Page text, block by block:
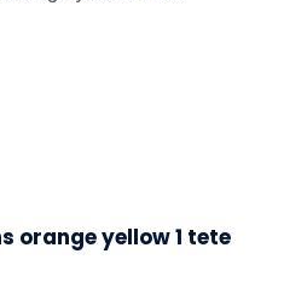
orange yellow 1 tete